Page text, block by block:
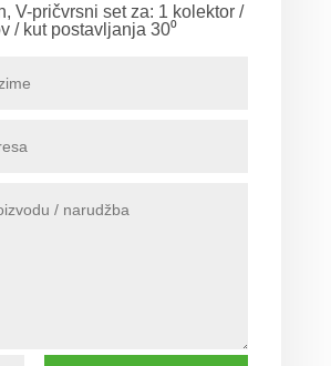
V-pričvrsni set za: 1 kolektor /
/ kut postavljanja 30⁰